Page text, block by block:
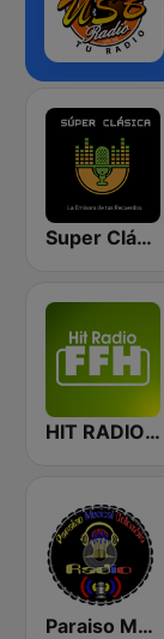
Super Clásica
HIT RADIO FFH
Paraiso Musical Colombia